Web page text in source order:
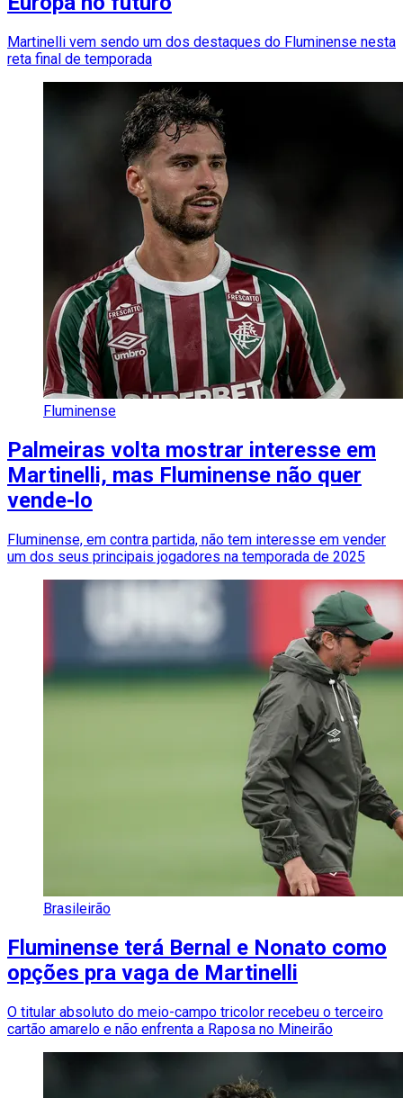
Martinelli vem sendo um dos destaques do Fluminense nesta
reta final de temporada
Fluminense
Palmeiras volta mostrar interesse em
Martinelli, mas Fluminense não quer
vende-lo
Fluminense, em contra partida, não tem interesse em vender
um dos seus principais jogadores na temporada de 2025
Brasileirão
Fluminense terá Bernal e Nonato como
opções pra vaga de Martinelli
O titular absoluto do meio-campo tricolor recebeu o terceiro
cartão amarelo e não enfrenta a Raposa no Mineirão